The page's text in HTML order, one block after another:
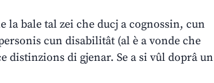
la bale tal zei che ducj a cognossin, cun
cun disabilitât (al è a vonde che
distinzions di gjenar. Se a si vûl doprâ un